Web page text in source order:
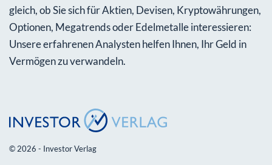
gleich, ob Sie sich für Aktien, Devisen, Kryptowährungen,
Optionen, Megatrends oder Edelmetalle interessieren:
Unsere erfahrenen Analysten helfen Ihnen, Ihr Geld in
Vermögen zu verwandeln.
© 2026 - Investor Verlag